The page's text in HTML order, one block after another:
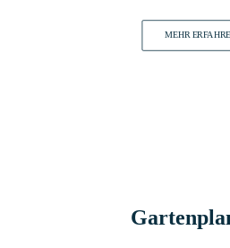
MEHR